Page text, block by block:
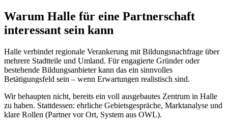
Warum Halle für eine Partnerschaft
interessant sein kann
Halle verbindet regionale Verankerung mit Bildungsnachfrage über
mehrere Stadtteile und Umland. Für engagierte Gründer oder
bestehende Bildungsanbieter kann das ein sinnvolles
Betätigungsfeld sein – wenn Erwartungen realistisch sind.
Wir behaupten nicht, bereits ein voll ausgebautes Zentrum in Halle
zu haben. Stattdessen: ehrliche Gebietsgespräche, Marktanalyse und
klare Rollen (Partner vor Ort, System aus OWL).